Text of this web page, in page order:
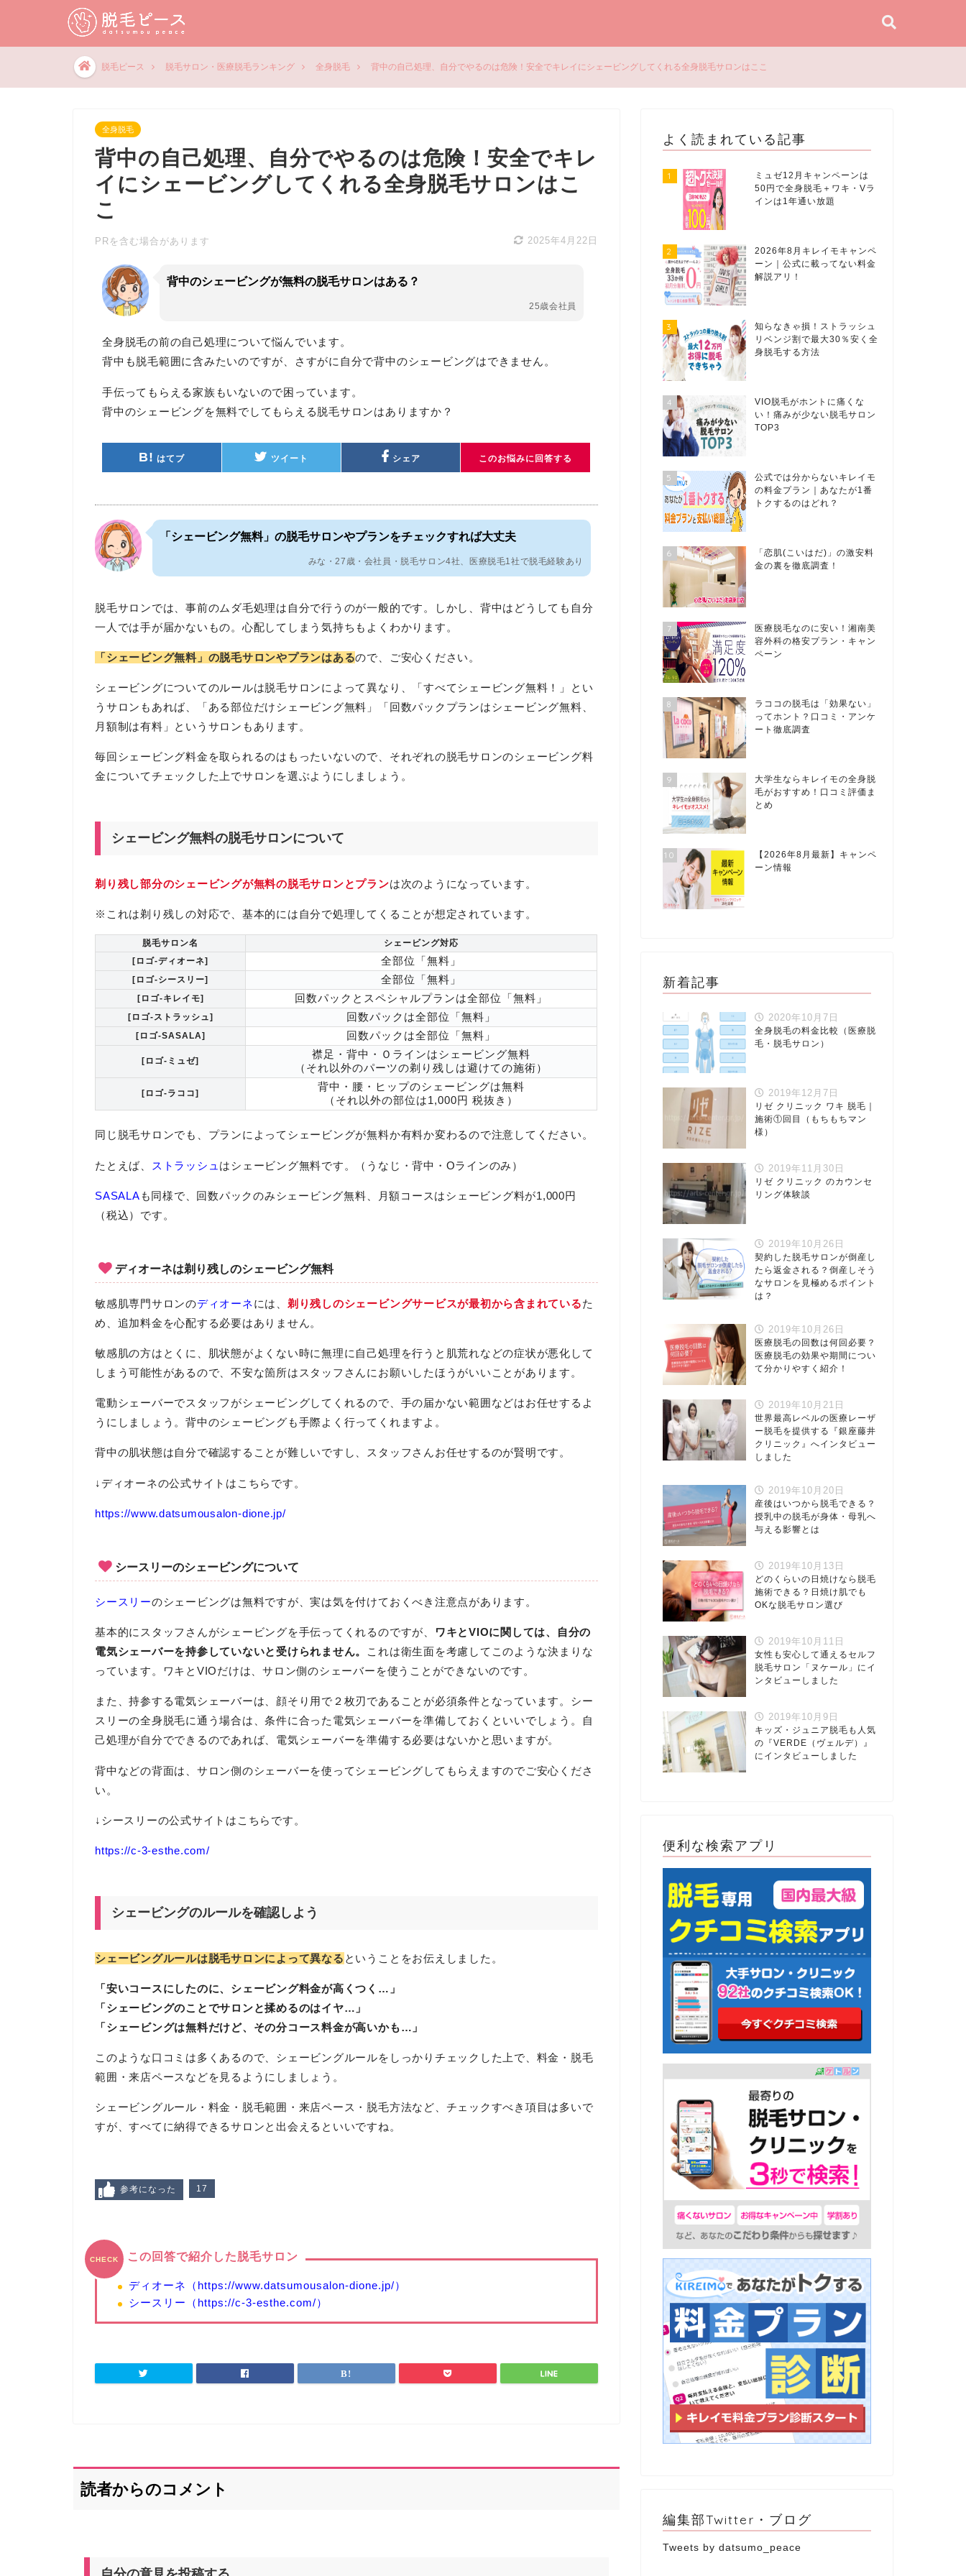
脱毛ピース 脱毛サロン・医療脱毛ランキング 全身脱毛 背中の自己処理、自分でやるのは危険！安全でキレイにシェービングしてくれる全身脱毛サロンはここ
全身脱毛
背中の自己処理、自分でやるのは危険！安全でキレ
イにシェービングしてくれる全身脱毛サロンはこ
こ
PRを含む場合があります 2025年4月22日
背中のシェービングが無料の脱毛サロンはある？
25歳会社員
全身脱毛の前の自己処理について悩んでいます。
背中も脱毛範囲に含みたいのですが、さすがに自分で背中のシェービングはできません。
手伝ってもらえる家族もいないので困っています。
背中のシェービングを無料でしてもらえる脱毛サロンはありますか？
B! はてブ ツイート シェア このお悩みに回答する
「シェービング無料」の脱毛サロンやプランをチェックすれば大丈夫
みな・27歳・会社員・脱毛サロン4社、医療脱毛1社で脱毛経験あり
脱毛サロンでは、事前のムダ毛処理は自分で行うのが一般的です。しかし、背中はどうしても自分
一人では手が届かないもの。心配してしまう気持ちもよくわかります。
「シェービング無料」の脱毛サロンやプランはあるので、ご安心ください。
シェービングについてのルールは脱毛サロンによって異なり、「すべてシェービング無料！」とい
うサロンもあれば、「ある部位だけシェービング無料」「回数パックプランはシェービング無料、
月額制は有料」というサロンもあります。
毎回シェービング料金を取られるのはもったいないので、それぞれの脱毛サロンのシェービング料
金についてチェックした上でサロンを選ぶようにしましょう。
シェービング無料の脱毛サロンについて
剃り残し部分のシェービングが無料の脱毛サロンとプランは次のようになっています。
※これは剃り残しの対応で、基本的には自分で処理してくることが想定されています。
脱毛サロン名
シェービング対応
[ロゴ-ディオーネ]
全部位「無料」
[ロゴ-シースリー] 全部位「無料」
[ロゴ-キレイモ] 回数パックとスペシャルプランは全部位「無料」
[ロゴ-ストラッシュ] 回数パックは全部位「無料」
[ロゴ-SASALA] 回数パックは全部位「無料」
[ロゴ-ミュゼ]
襟足・背中・Ｏラインはシェービング無料
（それ以外のパーツの剃り残しは避けての施術）
[ロゴ-ラココ]
背中・腰・ヒップのシェービングは無料
（それ以外の部位は1,000円 税抜き）
同じ脱毛サロンでも、プランによってシェービングが無料か有料か変わるので注意してください。
たとえば、 ストラッシュ はシェービング無料です。（うなじ・背中・Oラインのみ）
SASALA も同様で、回数パックのみシェービング無料、月額コースはシェービング料が1,000円
（税込）です。
ディオーネは剃り残しのシェービング無料
敏感肌専門サロンのディオーネには、 剃り残しのシェービングサービスが最初から含まれているた
め、追加料金を心配する必要はありません。
敏感肌の方はとくに、肌状態がよくない時に無理に自己処理を行うと肌荒れなどの症状が悪化して
しまう可能性があるので、不安な箇所はスタッフさんにお願いしたほうがいいことがあります。
電動シェーバーでスタッフがシェービングしてくれるので、手の届かない範囲などはお任せするよ
うにしましょう。背中のシェービングも手際よく行ってくれますよ。
背中の肌状態は自分で確認することが難しいですし、スタッフさんお任せするのが賢明です。
↓ディオーネの公式サイトはこちらです。
https://www.datsumousalon-dione.jp/
シースリーのシェービングについて
シースリーのシェービングは無料ですが、実は気を付けておくべき注意点があります。
基本的にスタッフさんがシェービングを手伝ってくれるのですが、
ワキとVIOに関しては、自分の
電気シェーバーを持参していないと受けられません。
これは衛生面を考慮してこのような決まりな
っています。ワキとVIOだけは、サロン側のシェーバーを使うことができないのです。
また、持参する電気シェーバーは、顔そり用で２枚刃であることが必須条件となっています。シー
スリーの全身脱毛に通う場合は、条件に合った電気シェーバーを準備しておくといいでしょう。自
己処理が自分でできるのであれば、電気シェーバーを準備する必要はないかと思いますが。
背中などの背面は、サロン側のシェーバーを使ってシェービングしてもらえますのでご安心くださ
い。
↓シースリーの公式サイトはこちらです。
https://c-3-esthe.com/
シェービングのルールを確認しよう
シェービングルールは脱毛サロンによって異なる ということをお伝えしました。
「安いコースにしたのに、シェービング料金が高くつく…」
「シェービングのことでサロンと揉めるのはイヤ…」
「シェービングは無料だけど、その分コース料金が高いかも…」
このような口コミは多くあるので、シェービングルールをしっかりチェックした上で、料金・脱毛
範囲・来店ペースなどを見るようにしましょう。
シェービングルール・料金・脱毛範囲・来店ペース・脱毛方法など、チェックすべき項目は多いで
すが、すべてに納得できるサロンと出会えるといいですね。
参考になった 17
CHECK この回答で紹介した脱毛サロン
ディオーネ（https://www.datsumousalon-dione.jp/）
シースリー（https://c-3-esthe.com/）
読者からのコメント
よく読まれている記事
1
ミュゼ12月キャンペーンは
50円で全身脱毛＋ワキ・Vラ
インは1年通い放題
2
2026年8月キレイモキャンペ
ーン｜公式に載ってない料金
解説アリ！
3
知らなきゃ損！ストラッシュ
リベンジ割で最大30％安く全
身脱毛する方法
4
VIO脱毛がホントに痛くな
い！痛みが少ない脱毛サロン
TOP3
5
公式では分からないキレイモ
の料金プラン｜あなたが1番
トクするのはどれ？
6
「恋肌(こいはだ)」の激安料
金の裏を徹底調査！
7
医療脱毛なのに安い！湘南美
容外科の格安プラン・キャン
ペーン
8
ラココの脱毛は「効果ない」
ってホント？口コミ・アンケ
ート徹底調査
9
大学生ならキレイモの全身脱
毛がおすすめ！口コミ評価ま
とめ
10
【2026年8月最新】キャンペ
ーン情報
新着記事
2020年10月7日
全身脱毛の料金比較（医療脱
毛・脱毛サロン）
2019年12月7日
リゼ クリニック ワキ 脱毛｜
施術①回目（もちもちマン
様）
2019年11月30日
リゼ クリニック のカウンセ
リング体験談
2019年10月26日
契約した脱毛サロンが倒産し
たら返金される？倒産しそう
なサロンを見極めるポイント
は？
2019年10月26日
医療脱毛の回数は何回必要？
医療脱毛の効果や期間につい
て分かりやすく紹介！
2019年10月21日
世界最高レベルの医療レーザ
ー脱毛を提供する『銀座藤井
クリニック』へインタビュー
しました
2019年10月20日
産後はいつから脱毛できる？
授乳中の脱毛が身体・母乳へ
与える影響とは
2019年10月13日
どのくらいの日焼けなら脱毛
施術できる？日焼け肌でも
OKな脱毛サロン選び
2019年10月11日
女性も安心して通えるセルフ
脱毛サロン「ヌケール」にイ
ンタビューしました
2019年10月9日
キッズ・ジュニア脱毛も人気
の『VERDE（ヴェルデ）』
にインタビューしました
便利な検索アプリ
編集部Twitter・ブログ
Tweets by datsumo_peace